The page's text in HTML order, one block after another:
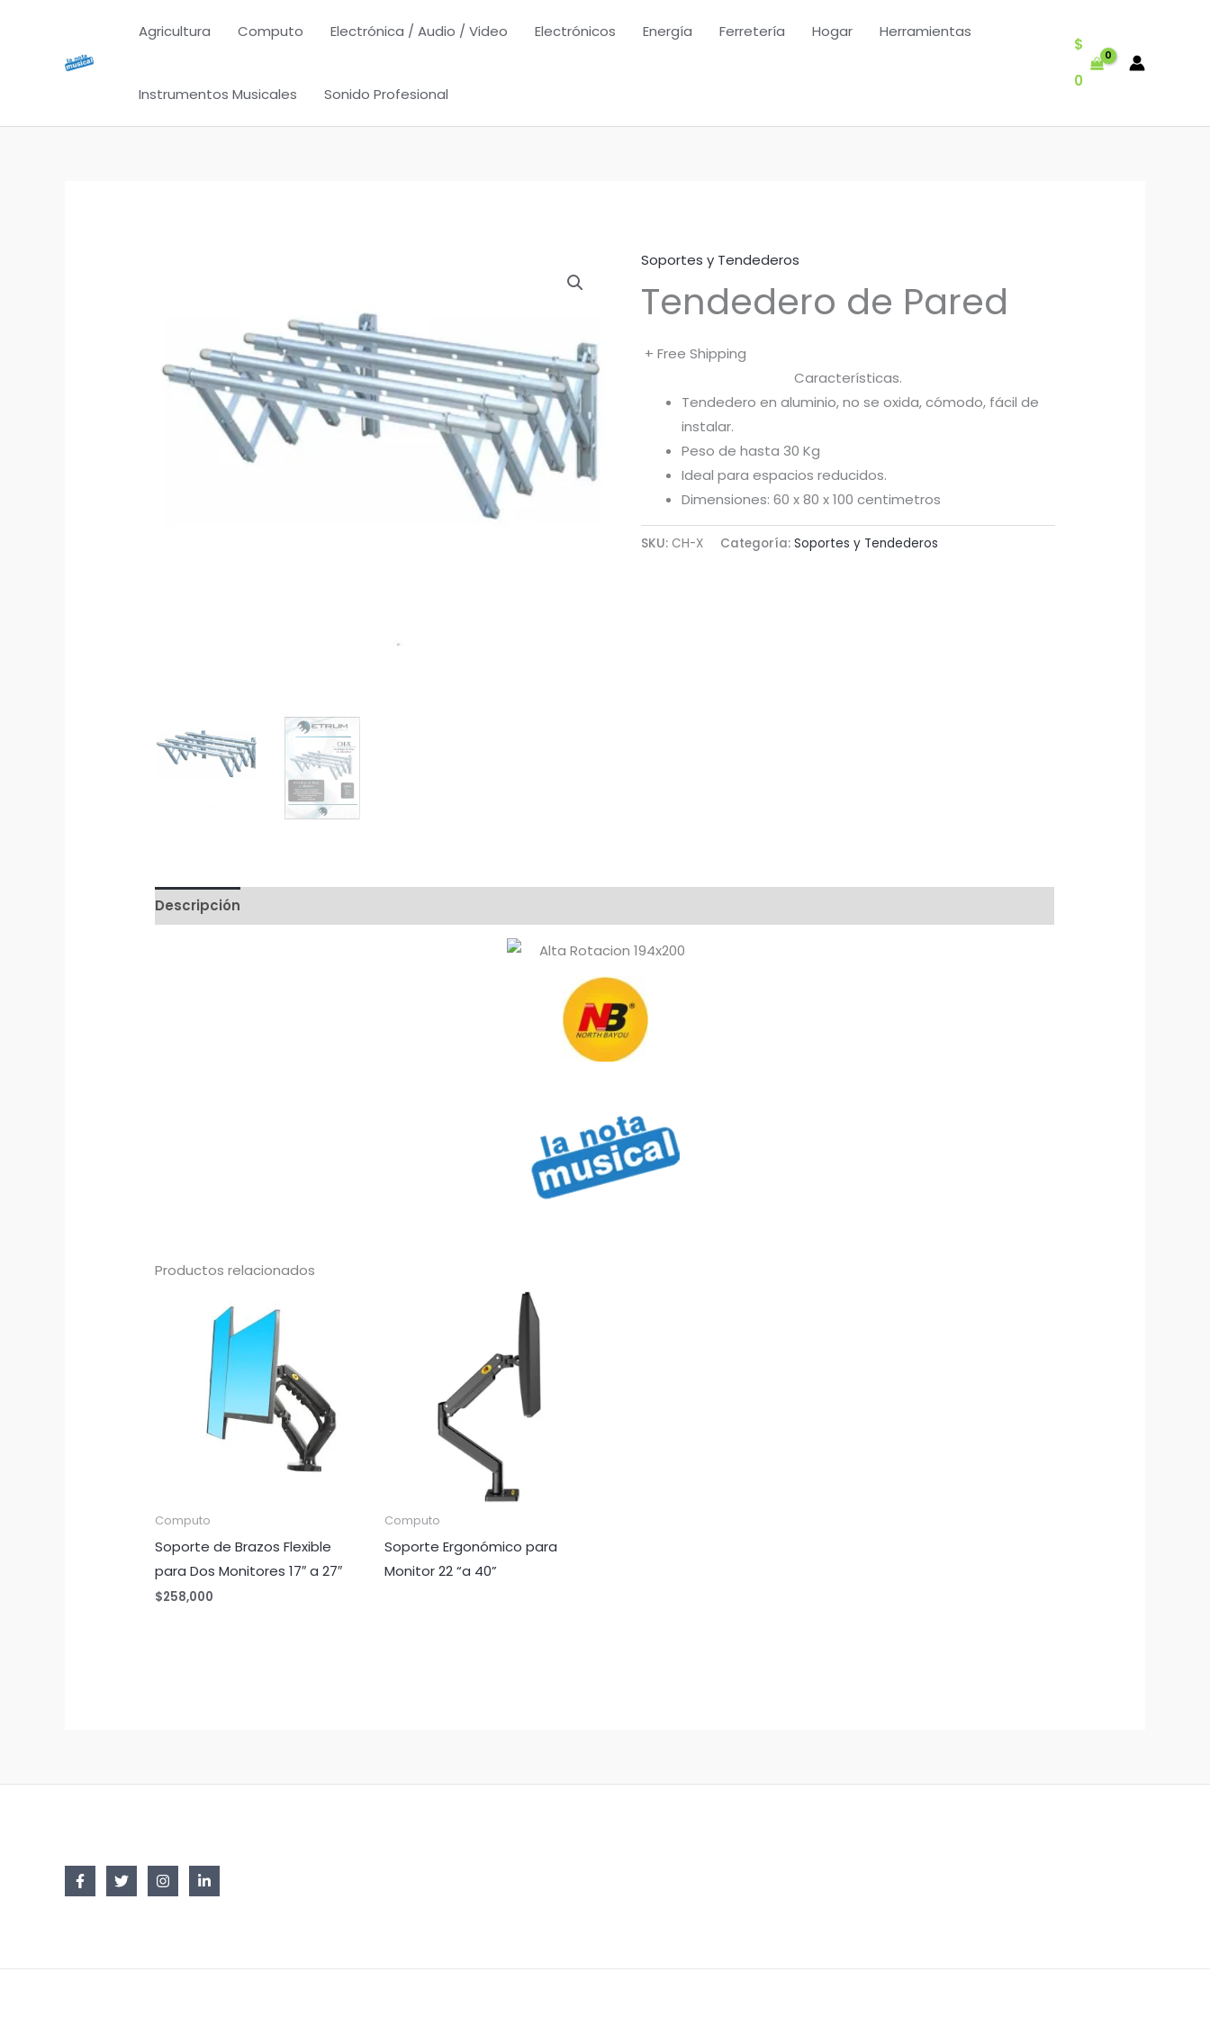
contenido
Agricultura Computo Electrónica / Audio / Video Electrónicos Energía Ferretería Hogar Herramientas
Instrumentos Musicales Sonido Profesional
$
0
Soportes y Tendederos
Tendedero de Pared
+ Free Shipping
Características.
Tendedero en aluminio, no se oxida, cómodo, fácil de
instalar.
Peso de hasta 30 Kg
Ideal para espacios reducidos.
Dimensiones: 60 x 80 x 100 centimetros
SKU: CH-X Categoría: Soportes y Tendederos
Descripción
Productos relacionados
Computo
Soporte de Brazos Flexible
para Dos Monitores 17″ a 27″
$258,000
Computo
Soporte Ergonómico para
Monitor 22 “a 40”